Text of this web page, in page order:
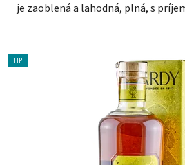
je zaoblená a lahodná, plná, s
TIP